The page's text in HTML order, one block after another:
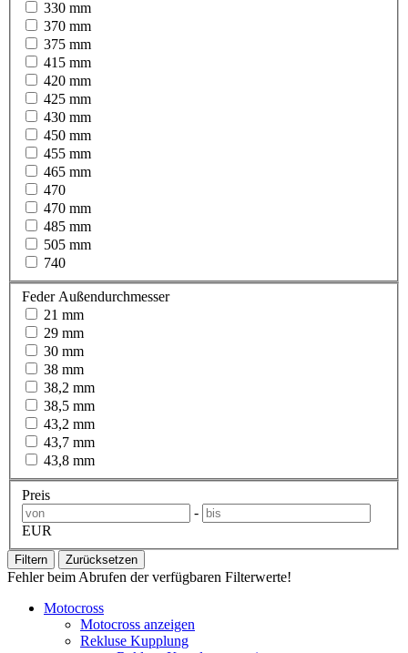
330 mm
370 mm
375 mm
415 mm
420 mm
425 mm
430 mm
450 mm
455 mm
465 mm
470
470 mm
485 mm
505 mm
740
Feder Außendurchmesser
21 mm
29 mm
30 mm
38 mm
38,2 mm
38,5 mm
43,2 mm
43,7 mm
43,8 mm
Preis
-
EUR
Filtern Zurücksetzen
Fehler beim Abrufen der verfügbaren Filterwerte!
Motocross
Motocross anzeigen
Rekluse Kupplung